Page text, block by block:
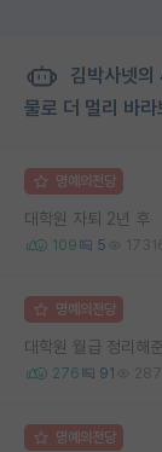
김박사넷의
물로 더 멀리 바라
명예의전당
대학원 자퇴 2년 후
109 5 17316
명예의전당
대학원 월급 정리해
276 91
명예의전당